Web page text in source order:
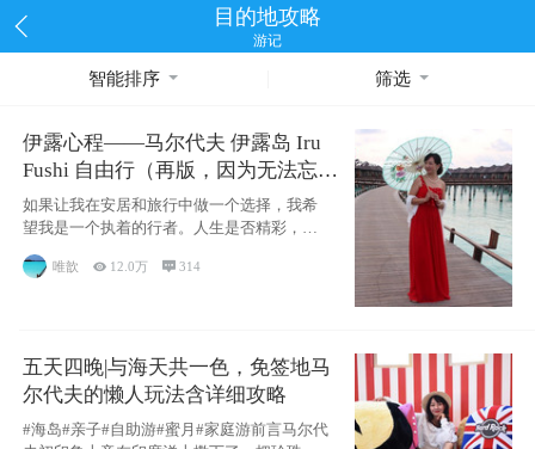
目的地攻略
游记
智能排序 筛选
伊露心程——马尔代夫 伊露岛 Iru
Fushi 自由行（再版，因为无法忘却
的留恋）
如果让我在安居和旅行中做一个选择，我希
望我是一个执着的行者。人生是否精彩，都
源于自己
唯歆  12.0万  314
五天四晚|与海天共一色，免签地马
尔代夫的懒人玩法含详细攻略
#海岛#亲子#自助游#蜜月#家庭游前言马尔代